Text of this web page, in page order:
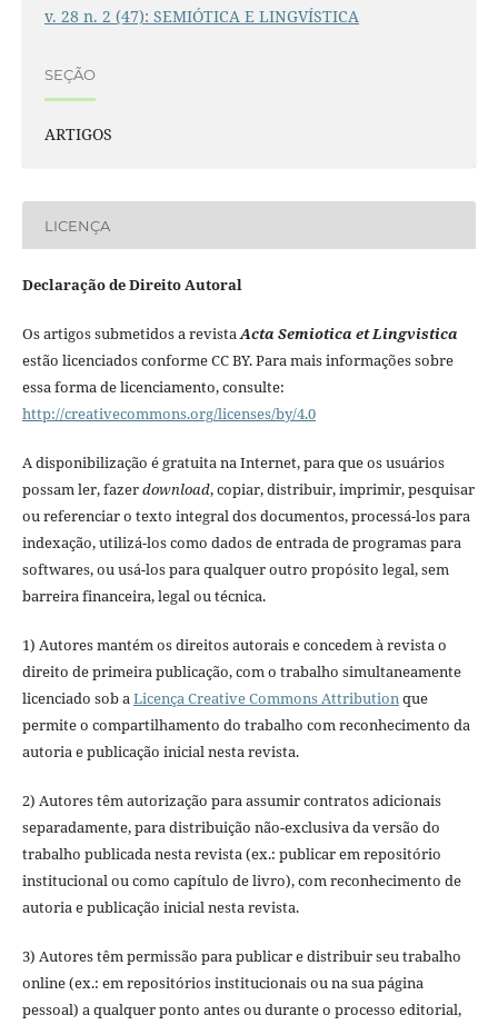
v. 28 n. 2 (47): SEMIÓTICA E LINGVÍSTICA
SEÇÃO
ARTIGOS
LICENÇA
Declaração de Direito Autoral
Os artigos submetidos a revistaActa Semiotica et Lingvistica
estão licenciados conforme CC BY. Para mais informações sobre
essa forma de licenciamento, consulte:
http://creativecommons.org/licenses/by/4.0
A disponibilização é gratuita na Internet, para que os usuários
possam ler, fazerdownload, copiar, distribuir, imprimir, pesquisar
ou referenciar o texto integral dos documentos, processá-los para
indexação, utilizá-los como dados de entrada de programas para
softwares, ou usá-los para qualquer outro propósito legal, sem
barreira financeira, legal ou técnica.
1) Autores mantém os direitos autorais e concedem à revista o
direito de primeira publicação, com o trabalho simultaneamente
licenciado sob aLicença Creative Commons Attributionque
permite o compartilhamento do trabalho com reconhecimento da
autoria e publicação inicial nesta revista.
2) Autores têm autorização para assumir contratos adicionais
separadamente, para distribuição não-exclusiva da versão do
trabalho publicada nesta revista (ex.: publicar em repositório
institucional ou como capítulo de livro), com reconhecimento de
autoria e publicação inicial nesta revista.
3) Autores têm permissão para publicar e distribuir seu trabalho
online (ex.: em repositórios institucionais ou na sua página
pessoal) a qualquer ponto antes ou durante o processo editorial,